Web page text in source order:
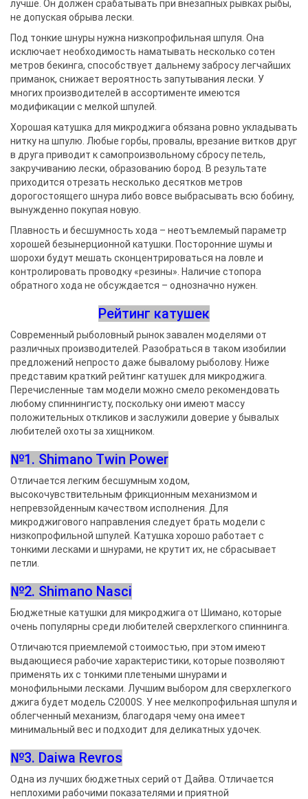
лучше. Он должен срабатывать при внезапных рывках рыбы,
не допуская обрыва лески.
Под тонкие шнуры нужна низкопрофильная шпуля. Она
исключает необходимость наматывать несколько сотен
метров бекинга, способствует дальнему забросу легчайших
приманок, снижает вероятность запутывания лески. У
многих производителей в ассортименте имеются
модификации с мелкой шпулей.
Хорошая катушка для микроджига обязана ровно укладывать
нитку на шпулю. Любые горбы, провалы, врезание витков друг
в друга приводит к самопроизвольному сбросу петель,
закручиванию лески, образованию бород. В результате
приходится отрезать несколько десятков метров
дорогостоящего шнура либо вовсе выбрасывать всю бобину,
вынужденно покупая новую.
Плавность и бесшумность хода – неотъемлемый параметр
хорошей безынерционной катушки. Посторонние шумы и
шорохи будут мешать сконцентрироваться на ловле и
контролировать проводку «резины». Наличие стопора
обратного хода не обсуждается – однозначно нужен.
Рейтинг катушек
Современный рыболовный рынок завален моделями от
различных производителей. Разобраться в таком изобилии
предложений непросто даже бывалому рыболову. Ниже
представим краткий рейтинг катушек для микроджига.
Перечисленные там модели можно смело рекомендовать
любому спиннингисту, поскольку они имеют массу
положительных откликов и заслужили доверие у бывалых
любителей охоты за хищником.
№1. Shimano Twin Power
Отличается легким бесшумным ходом,
высокочувствительным фрикционным механизмом и
непревзойденным качеством исполнения. Для
микроджигового направления следует брать модели с
низкопрофильной шпулей. Катушка хорошо работает с
тонкими лесками и шнурами, не крутит их, не сбрасывает
петли.
№2. Shimano Nasci
Бюджетные катушки для микроджига от Шимано, которые
очень популярны среди любителей сверхлегкого спиннинга.
Отличаются приемлемой стоимостью, при этом имеют
выдающиеся рабочие характеристики, которые позволяют
применять их с тонкими плетеными шнурами и
монофильными лесками. Лучшим выбором для сверхлегкого
джига будет модель С2000S. У нее мелкопрофильная шпуля и
облегченный механизм, благодаря чему она имеет
минимальный вес и подходит для деликатных удочек.
№3. Daiwa Revros
Одна из лучших бюджетных серий от Дайва. Отличается
неплохими рабочими показателями и приятной